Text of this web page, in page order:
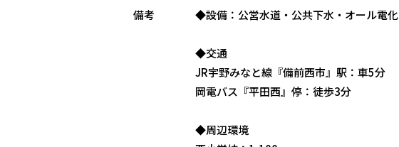
備考 ◆設備：公営水道・公共下水・オール電化
◆交通
JR宇野みなと線『備前西市』駅：車5分
岡電バス『平田西』停：徒歩3分
◆周辺環境